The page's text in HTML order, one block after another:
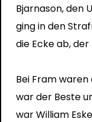
Bjarnason, den
ging in den
die Ecke ab, der
Bei Fram
war der Beste
war William